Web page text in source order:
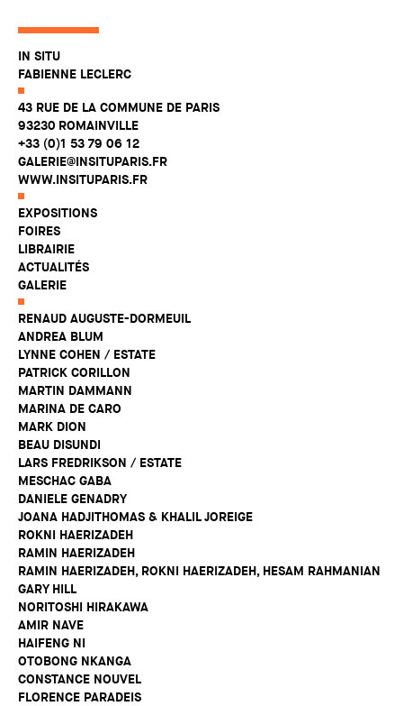
IN SITU
FABIENNE LECLERC
43 RUE DE LA COMMUNE DE PARIS
93230 ROMAINVILLE
+33 (0)1 53 79 06 12
GALERIE@INSITUPARIS.FR
WWW.INSITUPARIS.FR
EXPOSITIONS
FOIRES
LIBRAIRIE
ACTUALITÉS
GALERIE
RENAUD AUGUSTE-DORMEUIL
ANDREA BLUM
LYNNE COHEN / ESTATE
PATRICK CORILLON
MARTIN DAMMANN
MARINA DE CARO
MARK DION
BEAU DISUNDI
LARS FREDRIKSON / ESTATE
MESCHAC GABA
DANIELE GENADRY
JOANA HADJITHOMAS & KHALIL JOREIGE
ROKNI HAERIZADEH
RAMIN HAERIZADEH
RAMIN HAERIZADEH, ROKNI HAERIZADEH, HESAM RAHMANIAN
GARY HILL
NORITOSHI HIRAKAWA
AMIR NAVE
HAIFENG NI
OTOBONG NKANGA
CONSTANCE NOUVEL
FLORENCE PARADEIS